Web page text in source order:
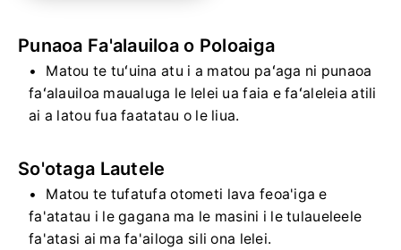
Punaoa Fa'alauiloa o Poloaiga
Matou te tuʻuina atu i a matou paʻaga ni punaoa
faʻalauiloa maualuga le lelei ua faia e faʻaleleia atili
ai a latou fua faatatau o le liua.
So'otaga Lautele
Matou te tufatufa otometi lava feoa'iga e
fa'atatau i le gagana ma le masini i le tulaueleele
fa'atasi ai ma fa'ailoga sili ona lelei.